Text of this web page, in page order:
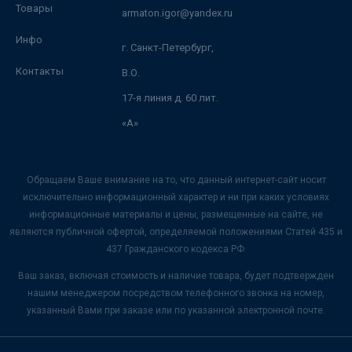
Товары
Инфо
Контакты
armaton.igor@yandex.ru
г. Санкт-Петербург,
В.О.
17-я линия д. 60 лит.
«А»
Обращаем Ваше внимание на то, что данный интернет-сайт носит
исключительно информационный характер и ни при каких условиях
информационные материалы и цены, размещенные на сайте, не
являются публичной офертой, определяемой положениями Статей 435 и
437 Гражданского кодекса РФ.
Ваш заказ, включая стоимость и наличие товара, будет подтвержден
нашим менеджером посредством телефонного звонка на номер,
указанный Вами при заказе или по указанной электронной почте.